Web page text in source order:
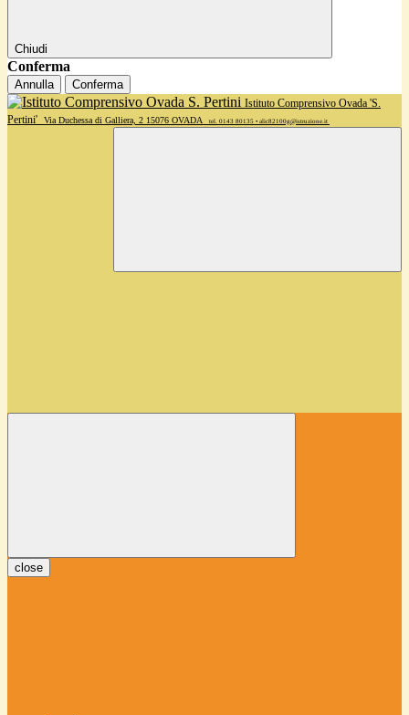
Chiudi
Conferma
Annulla Conferma
Istituto Comprensivo Ovada 'S.
Pertini'
Via Duchessa di Galliera, 2 15076 OVADA tel. 0143 80135 • alic82100g@istruzione.it
close